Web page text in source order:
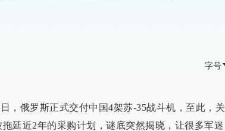
字号
，俄罗斯正式交付中国4架苏-35战斗机，至此，关
延近2年的采购计划，谜底突然揭晓，让很多军迷